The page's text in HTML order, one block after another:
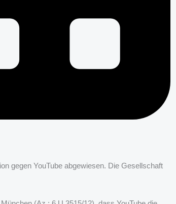
gegen YouTube abgewiesen. Die Gesellschaft